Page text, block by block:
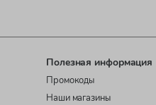
Полезная информация
Промокоды
Наши магазины